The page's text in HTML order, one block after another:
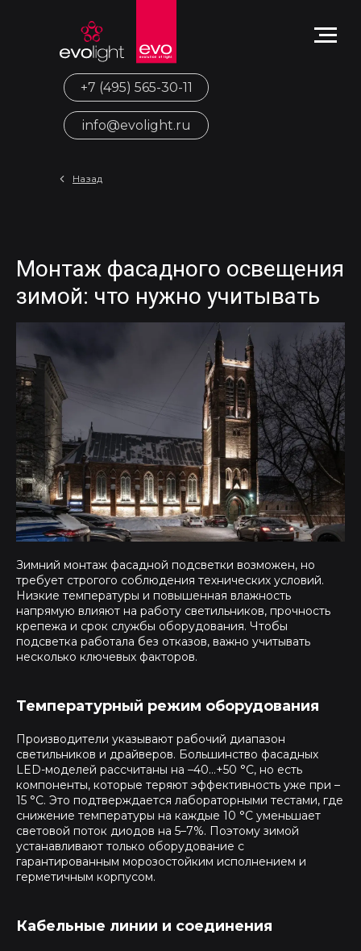
info@evolight.ru
+7 (495) 565-30-11
Назад
Монтаж фасадного освещения
зимой: что нужно учитывать
Зимний монтаж фасадной подсветки возможен, но
требует строгого соблюдения технических условий.
Низкие температуры и повышенная влажность
напрямую влияют на работу светильников, прочность
крепежа и срок службы оборудования. Чтобы
подсветка работала без отказов, важно учитывать
несколько ключевых факторов.
Температурный режим оборудования
Производители указывают рабочий диапазон
светильников и драйверов. Большинство фасадных
LED-моделей рассчитаны на –40…+50 °C, но есть
компоненты, которые теряют эффективность уже при –
15 °C. Это подтверждается лабораторными тестами, где
снижение температуры на каждые 10 °C уменьшает
световой поток диодов на 5–7%. Поэтому зимой
устанавливают только оборудование с
гарантированным морозостойким исполнением и
герметичным корпусом.
Кабельные линии и соединения